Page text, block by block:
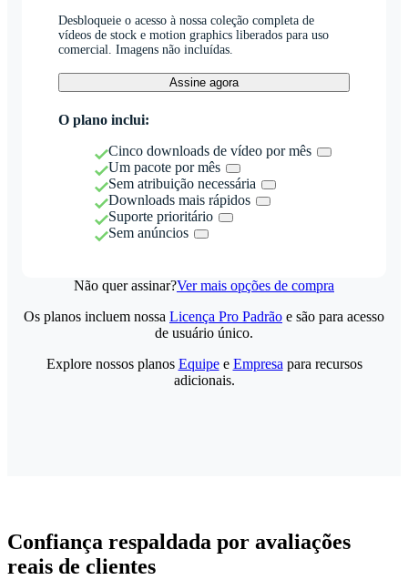
Desbloqueie o acesso à nossa coleção completa de
vídeos de stock e motion graphics liberados para uso
comercial. Imagens não incluídas.
Assine agora
O plano inclui:
Cinco downloads de vídeo por mês
Um pacote por mês
Sem atribuição necessária
Downloads mais rápidos
Suporte prioritário
Sem anúncios
Não quer assinar?Ver mais opções de compra
Os planos incluem nossa Licença Pro Padrão e são para acesso
de usuário único.
Explore nossos planos Equipee Empresa para recursos
adicionais.
Confiança respaldada por avaliações
reais de clientes